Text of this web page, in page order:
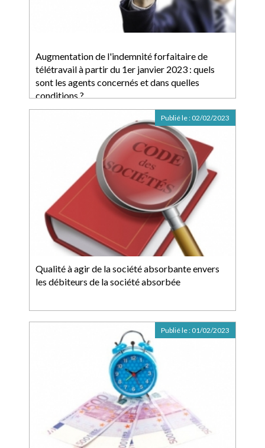
Augmentation de l'indemnité forfaitaire de
télétravail à partir du 1er janvier 2023 : quels
sont les agents concernés et dans quelles
conditions ?
Qualité à agir de la société absorbante envers
les débiteurs de la société absorbée
Publié le : 02/02/2023
Publié le : 01/02/2023